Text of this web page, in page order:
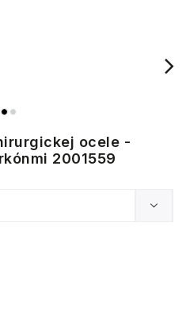
ocele -
2001559